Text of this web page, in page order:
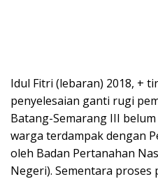
Idul Fitri (lebaran) 2018, +
penyelesaian ganti rugi
Batang-Semarang III
warga terdampak dengan
oleh Badan Pertanahan
Negeri). Sementara proses